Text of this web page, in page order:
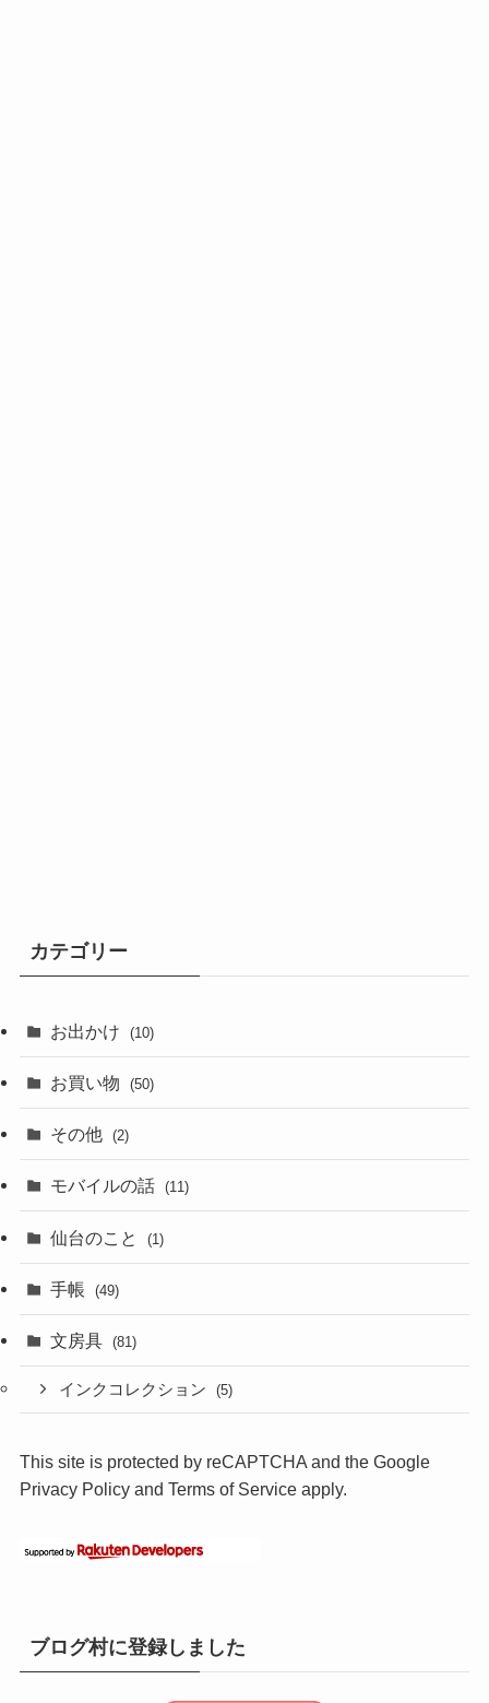
カテゴリー
お出かけ (10)
お買い物 (50)
その他 (2)
モバイルの話 (11)
仙台のこと (1)
手帳 (49)
文房具 (81)
インクコレクション (5)
This site is protected by reCAPTCHA and the Google
Privacy Policyand Terms of Serviceapply.
ブログ村に登録しました